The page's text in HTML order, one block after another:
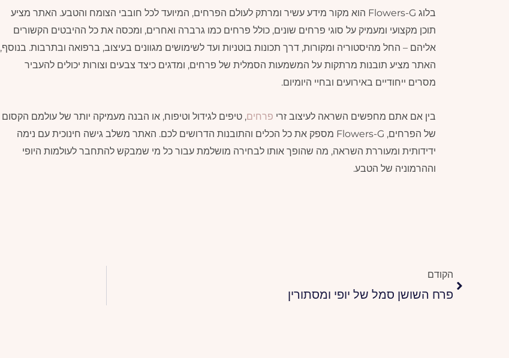
בלוג Flowers-G הוא מקור מידע עשיר ומרתק לעולם הפרחים, המיועד לכל חובבי הצומח והטבע. האתר מציע
תוכן מקצועי ומעמיק על סוגי פרחים שונים, כולל פרחים כמו גרברה ואחרים, ומכסה את כל ההיבטים הקשורים
אליהם – החל מהיסטוריה ומקורות, דרך תכונות בוטניות ועד לשימושים מגוונים בעיצוב, ברפואה ובתרבות. בנוסף,
האתר מציע תובנות מרתקות על המשמעות הסמלית של פרחים, ומדגים כיצד צבעים וצורות יכולים להעביר
מסרים ייחודיים באירועים ובחיי היומיום.
בין אם אתם מחפשים השראה לעיצוב זרי פרחים, טיפים לגידול וטיפוח, או הבנה מעמיקה יותר של עולמם הקסום
של הפרחים, Flowers-G מספק את כל הכלים והתובנות הדרושים לכם. האתר משלב גישה חינוכית עם נימה
ידידותית ומעוררת השראה, מה שהופך אותו לבחירה מושלמת עבור כל מי שמבקש להתחבר לעולמות היופי
וההרמוניה של הטבע.
הקודם
פרח השושן סמל של יופי ומסתורין